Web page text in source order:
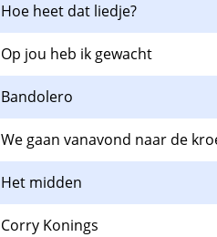
Hoe heet dat liedje?
Op jou heb ik gewacht
Bandolero
We gaan vanavond naar de
Het midden
Corry Konings